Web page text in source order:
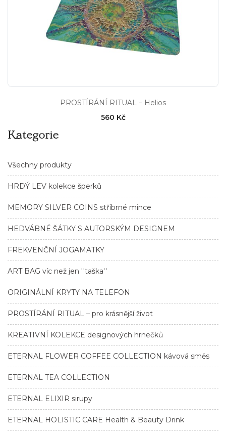
Kategorie
Všechny produkty
HRDÝ LEV kolekce šperků
MEMORY SILVER COINS stříbrné mince
HEDVÁBNÉ ŠÁTKY S AUTORSKÝM DESIGNEM
FREKVENČNÍ JOGAMATKY
ART BAG víc než jen ''taška''
ORIGINÁLNÍ KRYTY NA TELEFON
PROSTÍRÁNÍ RITUAL – pro krásnější život
KREATIVNÍ KOLEKCE designových hrnečků
ETERNAL FLOWER COFFEE COLLECTION kávová směs
ETERNAL TEA COLLECTION
ETERNAL ELIXIR sirupy
ETERNAL HOLISTIC CARE Health & Beauty Drink
PROSTÍRÁNÍ RITUAL – Helios
560 Kč